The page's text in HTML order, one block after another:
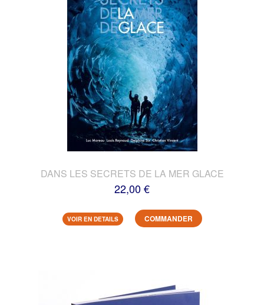
DANS LES SECRETS DE LA MER GLACE
22,00 €
VOIR EN DETAILS COMMANDER